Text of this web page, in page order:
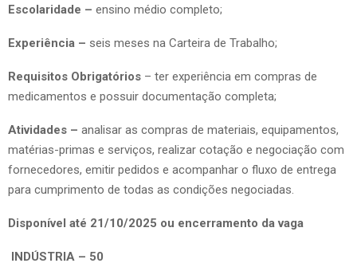
Escolaridade – ensino médio completo;
Experiência – seis meses na Carteira de Trabalho;
Requisitos Obrigatórios – ter experiência em compras de
medicamentos e possuir documentação completa;
Atividades – analisar as compras de materiais, equipamentos,
matérias-primas e serviços, realizar cotação e negociação com
fornecedores, emitir pedidos e acompanhar o fluxo de entrega
para cumprimento de todas as condições negociadas.
Disponível até 21/10/2025 ou encerramento da vaga
INDÚSTRIA – 50